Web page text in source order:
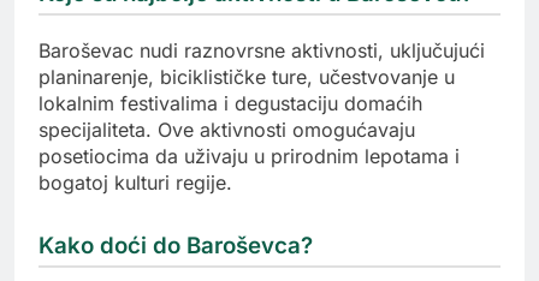
Baroševac nudi raznovrsne aktivnosti, uključujući
planinarenje, biciklističke ture, učestvovanje u
lokalnim festivalima i degustaciju domaćih
specijaliteta. Ove aktivnosti omogućavaju
posetiocima da uživaju u prirodnim lepotama i
bogatoj kulturi regije.
Kako doći do Baroševca?